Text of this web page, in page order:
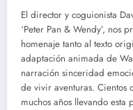
El director y coguionista
‘Peter Pan & Wendy’, nos
homenaje tanto al texto
adaptación animada de
narración sinceridad
de vivir aventuras. Cientos
muchos años llevando